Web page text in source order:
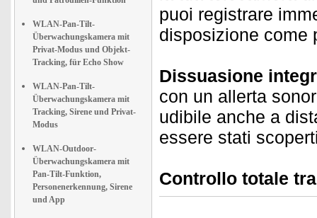
WLAN-Pan-Tilt-
Überwachungskamera mit
Privat-Modus und Objekt-
Tracking, für Echo Show
WLAN-Pan-Tilt-
Überwachungskamera mit
Tracking, Sirene und Privat-
Modus
WLAN-Outdoor-
Überwachungskamera mit
Pan-Tilt-Funktion,
Personenerkennung, Sirene
und App
puoi registrare
disposizione come
Dissuasione
con un allerta
udibile anche a
essere stati
Controllo totale